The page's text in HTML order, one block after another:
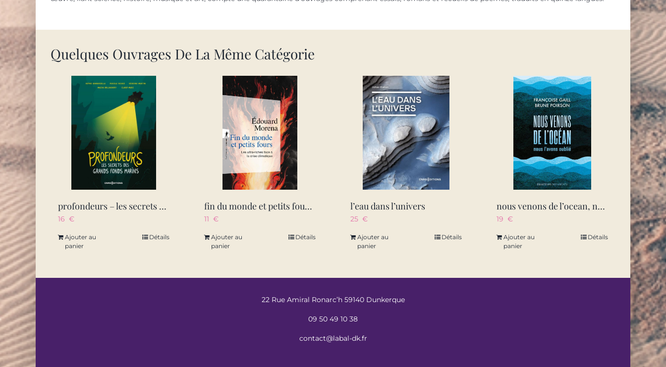
Quelques Ouvrages De La Même Catégorie
profondeurs – les secrets des grands fonds marins
16 €
Ajouter au
panier
Détails
fin du monde et petits fours – les ultra-riches face a la crise climatique
11 €
Ajouter au
panier
Détails
l’eau dans l’univers
25 €
Ajouter au
panier
Détails
nous venons de l’ocean, nous l’avons oublie
19 €
Ajouter au
panier
Détails
22 Rue Amiral Ronarc’h 59140 Dunkerque
09 50 49 10 38
contact@labal-dk.fr